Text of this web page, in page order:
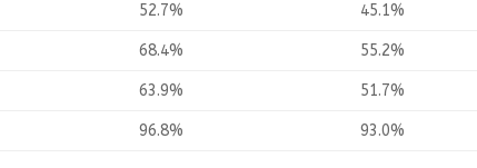
52.7% 45.1%
68.4% 55.2%
63.9% 51.7%
96.8% 93.0%